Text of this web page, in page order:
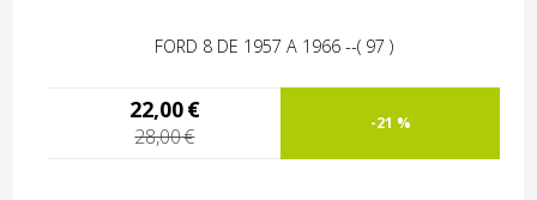
FORD 8 DE 1957 A 1966 --( 97 )
22,00€
28,00€
-21 %